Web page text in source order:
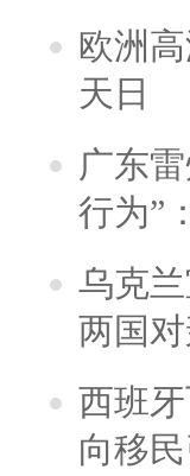
欧洲
天日
广东
行为”
乌克
两国
西班
向移